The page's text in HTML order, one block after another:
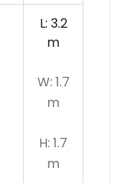
L: 3.2
m
W: 1.7
m
H: 1.7
m